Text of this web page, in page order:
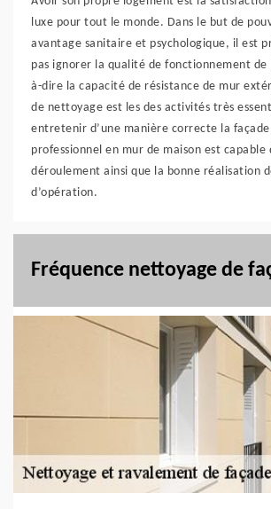
luxe pour tout le monde. Dans le but de
avantage sanitaire et psychologique, il est
pas ignorer la qualité de fonctionnement de
à-dire la capacité de résistance de mur
de nettoyage est les des activités très
entretenir d’une manière correcte la
professionnel en mur de maison est capable
déroulement ainsi que la bonne réalisation
d’opération.
Fréquence nettoyage de